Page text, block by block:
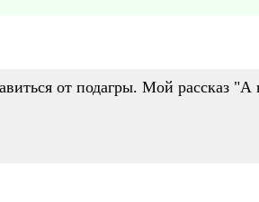
от подагры. Мой рассказ